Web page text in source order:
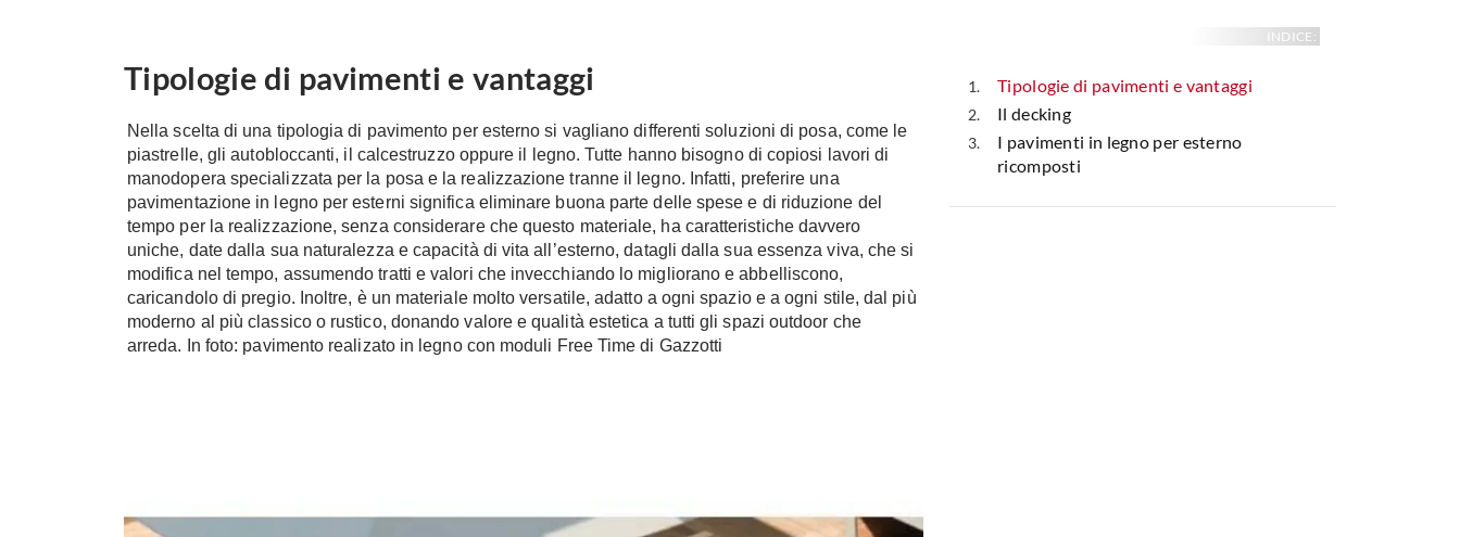
Tipologie di pavimenti e vantaggi
Nella scelta di una tipologia di pavimento per esterno si vagliano differenti soluzioni di posa, come le
piastrelle, gli autobloccanti, il calcestruzzo oppure il legno. Tutte hanno bisogno di copiosi lavori di
manodopera specializzata per la posa e la realizzazione tranne il legno. Infatti, preferire una
pavimentazione in legno per esterni significa eliminare buona parte delle spese e di riduzione del
tempo per la realizzazione, senza considerare che questo materiale, ha caratteristiche davvero
uniche, date dalla sua naturalezza e capacità di vita all’esterno, datagli dalla sua essenza viva, che si
modifica nel tempo, assumendo tratti e valori che invecchiando lo migliorano e abbelliscono,
caricandolo di pregio. Inoltre, è un materiale molto versatile, adatto a ogni spazio e a ogni stile, dal più
moderno al più classico o rustico, donando valore e qualità estetica a tutti gli spazi outdoor che
arreda. In foto: pavimento realizato in legno con moduli Free Time di Gazzotti
INDICE:
Tipologie di pavimenti e vantaggi
Il decking
I pavimenti in legno per esterno
ricomposti